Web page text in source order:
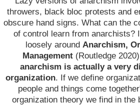
throwers, black bloc protests and
obscure hand signs. What can the
of control learn from anarchists?
loosely around Anarchism,
Management (Routledge
anarchism is actually a very
organization. If we define
people and things come
organization theory we find in the